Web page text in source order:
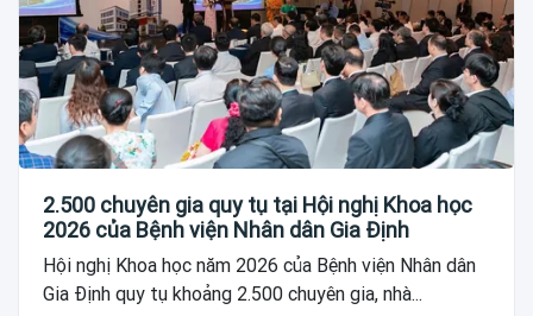
2.500 chuyên gia quy tụ tại Hội nghị Khoa học
2026 của Bệnh viện Nhân dân Gia Định
Hội nghị Khoa học năm 2026 của Bệnh viện Nhân dân
Gia Định quy tụ khoảng 2.500 chuyên gia, nhà...